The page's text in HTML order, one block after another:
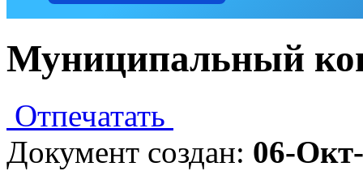
Муниципальный
Отпечатать
Документ создан: 06-